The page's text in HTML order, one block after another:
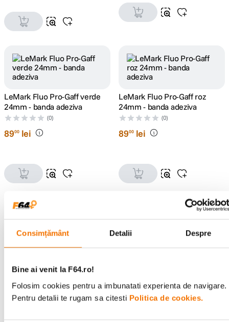
Consimțământ Detalii Despre
Bine ai venit la F64.ro!
Folosim cookies pentru a imbunatati experienta de navigare.
Pentru detalii te rugam sa citesti Politica de cookies.
LeMark Fluo Pro-Gaff verde
24mm - banda adeziva
(0)
8900 lei
LeMark Fluo Pro-Gaff roz
24mm - banda adeziva
(0)
8900 lei
BGT BongoTies Set Elastice
Cauciuc
5500 lei
LeMark Fluo Pro-Gaff roz
14100 lei